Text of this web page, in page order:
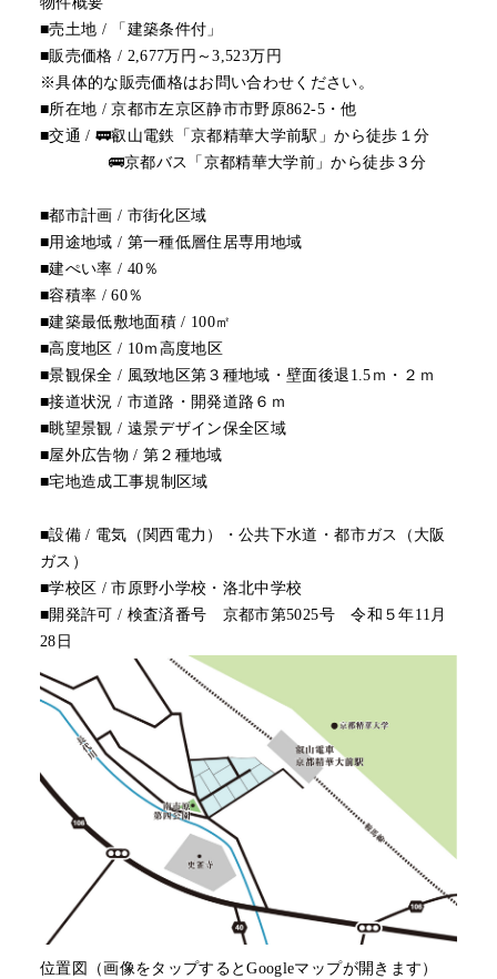
■売土地 / 「建築条件付」
■販売価格 / 2,677万円～3,523万円
※具体的な販売価格はお問い合わせください。
■所在地 / 京都市左京区静市市野原862-5・他
■交通 / 🚃叡山電鉄「京都精華大学前駅」から徒歩１分
🚌京都バス「京都精華大学前」から徒歩３分
■都市計画 / 市街化区域
■用途地域 / 第一種低層住居専用地域
■建ぺい率 / 40％
■容積率 / 60％
■建築最低敷地面積 / 100㎡
■高度地区 / 10ｍ高度地区
■景観保全 / 風致地区第３種地域・壁面後退1.5ｍ・２ｍ
■接道状況 / 市道路・開発道路６ｍ
■眺望景観 / 遠景デザイン保全区域
■屋外広告物 / 第２種地域
■宅地造成工事規制区域
■設備 / 電気（関西電力）・公共下水道・都市ガス（大阪
ガス）
■学校区 / 市原野小学校・洛北中学校
■開発許可 / 検査済番号 京都市第5025号 令和５年11月
28日
位置図（画像をタップするとGoogleマップが開きます）